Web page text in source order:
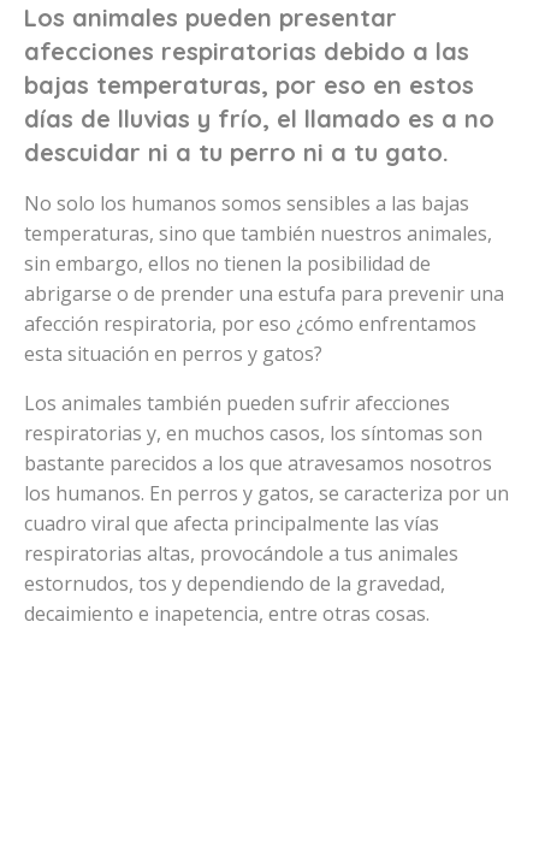
Los animales pueden presentar
afecciones respiratorias debido a las
bajas temperaturas, por eso en estos
días de lluvias y frío, el llamado es a no
descuidar ni a tu perro ni a tu gato.
No solo los humanos somos sensibles a las bajas
temperaturas, sino que también nuestros animales,
sin embargo, ellos no tienen la posibilidad de
abrigarse o de prender una estufa para prevenir una
afección respiratoria, por eso ¿cómo enfrentamos
esta situación en perros y gatos?
Los animales también pueden sufrir afecciones
respiratorias y, en muchos casos, los síntomas son
bastante parecidos a los que atravesamos nosotros
los humanos. En perros y gatos, se caracteriza por un
cuadro viral que afecta principalmente las vías
respiratorias altas, provocándole a tus animales
estornudos, tos y dependiendo de la gravedad,
decaimiento e inapetencia, entre otras cosas.